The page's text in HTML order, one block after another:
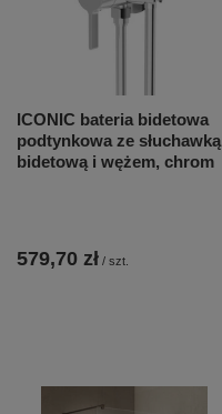
ICONIC bateria bidetowa
podtynkowa ze słuchawką
bidetową i wężem, chrom
579,70 zł / szt.